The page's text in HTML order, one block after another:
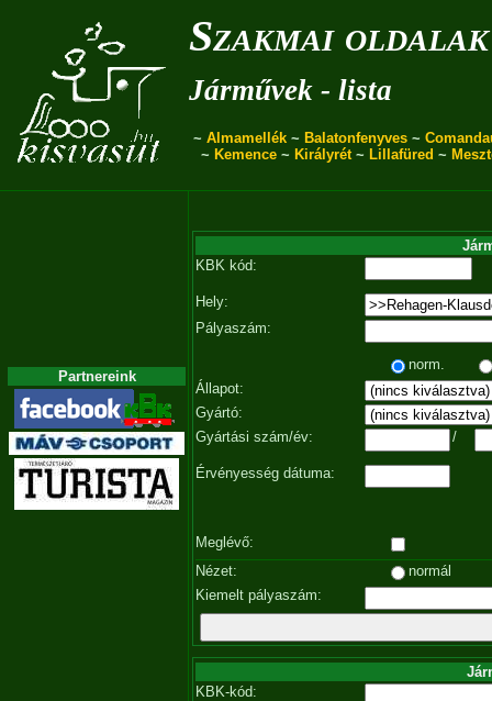
Szakmai oldalak
Járművek - lista
~ Almamellék ~ Balatonfenyves ~
~ Kemence~ Királyrét~ Lillafüred ~
Partnereink
KBK kód:
Hely:
Pályaszám:
norm.
Állapot:
Gyártó:
Gyártási szám/év:
/
Érvényesség dátuma:
Meglévő:
Nézet:
normál
Kiemelt pályaszám:
KBK-kód: